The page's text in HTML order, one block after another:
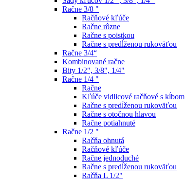
Račne 3/8 "
Račňové kľúče
Račne rôzne
Račne s poistkou
Račne s predĺženou rukoväťou
Račne 3/4“
Kombinované račne
Bity 1/2", 3/8", 1/4"
Račne 1/4 "
Račne
Kľúče vidlicové račňové s kĺbom
Račne s predĺženou rukoväťou
Račne s otočnou hlavou
Račne potiahnuté
Račne 1/2 "
Račňa ohnutá
Račňové kľúče
Račne jednoduché
Račne s predĺženou rukoväťou
Račňa L 1/2"